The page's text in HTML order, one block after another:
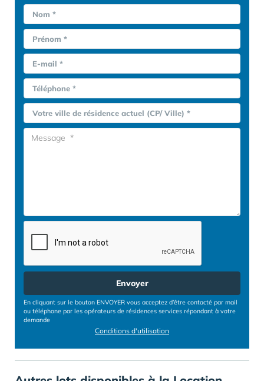
Nom *
Prénom *
E-mail *
Téléphone *
Votre ville de résidence actuel (CP/ Ville) *
Envoyer
En cliquant sur le bouton ENVOYER vous acceptez d’être contacté par mail
ou téléphone par les opérateurs de résidences services répondant à votre
demande
Conditions d'utilisation